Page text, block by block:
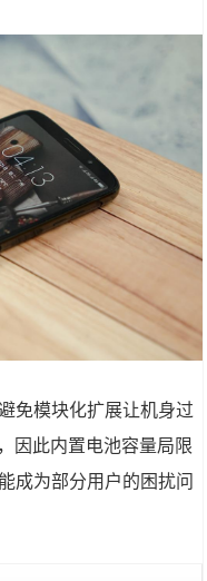
免模块化扩展让机身过
因此内置电池容量局限
成为部分用户的困扰问